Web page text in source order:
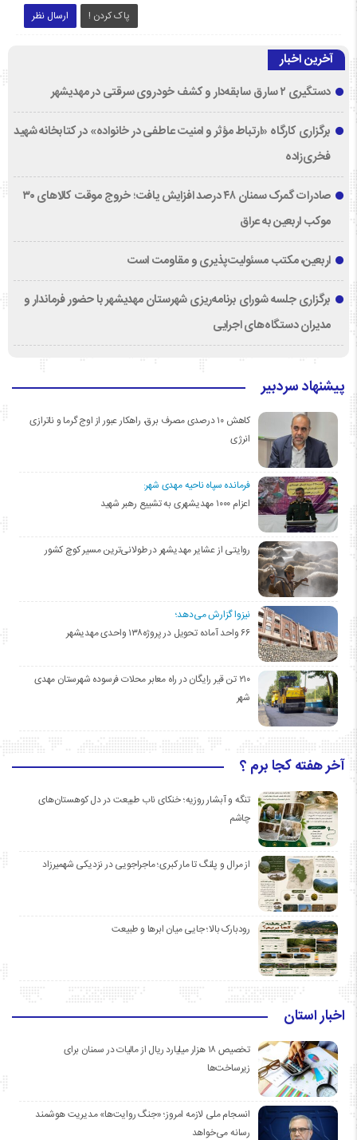
ارسال نظر پاک کردن !
آخرین اخبار
دستگیری ۲ سارق سابقه‌دار و کشف خودروی سرقتی در مهدیشهر
برگزاری کارگاه «ارتباط مؤثر و امنیت عاطفی در خانواده» در کتابخانه شهید
فخری‌زاده
صادرات گمرک سمنان ۴۸ درصد افزایش یافت؛ خروج موقت کالاهای ۳۰
موکب اربعین به عراق
اربعین، مکتب مسئولیت‌پذیری و مقاومت است
برگزاری جلسه شورای برنامه‌ریزی شهرستان مهدیشهر با حضور فرماندار و
مدیران دستگاه‌های اجرایی
پیشنهاد سردبیر
کاهش ۱۰ درصدی مصرف برق، راهکار عبور از اوج گرما و ناترازی
انرژی
فرمانده سپاه ناحیه مهدی شهر:
اعزام ۱۰۰۰ مهدیشهری به تشییع رهبر شهید
روایتی از عشایر مهدیشهر در طولانی‌ترین مسیر کوچ کشور
نیزوا گزارش می‌دهد؛
۶۶ واحد آماده تحویل در پروژه۱۳۸ واحدی مهدیشهر
۲۱۰ تن قیر رایگان در راه معابر محلات فرسوده شهرستان مهدی
شهر
آخر هفته کجا برم ؟
تنگه و آبشار روزیه؛ خنکای ناب طبیعت در دل کوهستان‌های
چاشم
از مرال و پلنگ تا مار کبری؛ ماجراجویی در نزدیکی شهمیرزاد
رودبارک بالا؛ جایی میان ابرها و طبیعت
اخبار استان
تخصیص ۱۸ هزار میلیارد ریال از مالیات در سمنان برای
زیرساخت‌ها
انسجام ملی لازمه امروز؛ «جنگ روایت‌ها» مدیریت هوشمند
رسانه می‌خواهد